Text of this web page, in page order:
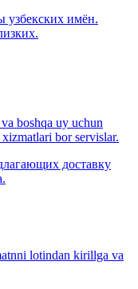
имён.
boshqa uy uchun
bor servislar.
доставку
lotindan kirillga va